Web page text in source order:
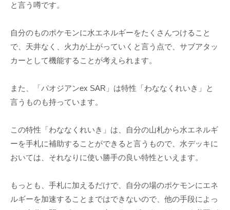
と言う噂です。
自分のものポケモンに水エネルギーをたくさんつけること
で、天井なく、火力が上がっていくと言う点で、サブアタッ
カーとして機能することが考えられます。
また、「パオジアンex SAR」は特性「わななくれいき」と
言うものも持っています。
この特性「わななくれいき」は、自分の山札から水エネルギ
ーを手札に補助することができると言うもので、水デッキに
おいては、それなりに使い勝手の良い特性といえます。
もっとも、手札に加えるだけで、自分の場のポケモンにエネ
ルギーを加速することまではできないので、他の手段によっ